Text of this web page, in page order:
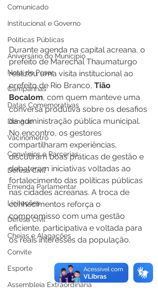
Comunicado
Institucional e Governo
Políticas Públicas
Aniversário do Município
Nota de Pesar
Campanhas
Datas Comemorativas
Dengue
Vacinômetro
Convênios e Parcerias
Defesa Civil
Emenda Parlamentar
Licitações
Defesa Civil
Cheias e Alagações
Convite
Esporte
Assembleia Extraordinária
Durante agenda na capital acreana, o
prefeito de Marechal Thaumaturgo
realizou uma visita institucional ao
prefeito de Rio Branco, Tião
Bocalom, com quem manteve uma
conversa produtiva sobre os desafios
da administração pública municipal.
No encontro, os gestores
compartilharam experiências,
discutiram boas práticas de gestão e
debateram iniciativas voltadas ao
fortalecimento das políticas públicas
nas cidades acreanas. A troca de
conhecimentos reforça o
compromisso com uma gestão
eficiente, participativa e voltada para
os reais interesses da população.